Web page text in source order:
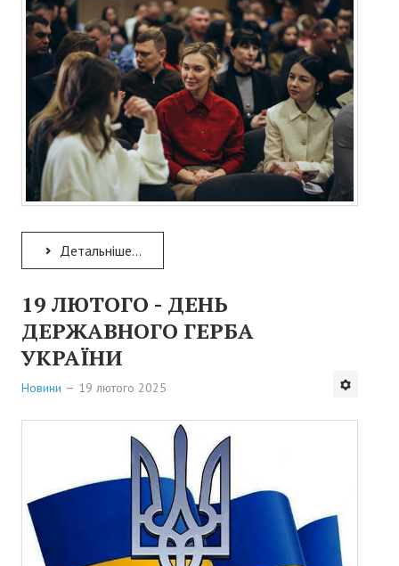
Детальніше...
19 ЛЮТОГО - ДЕНЬ
ДЕРЖАВНОГО ГЕРБА
УКРАЇНИ
Новини 19 лютого 2025